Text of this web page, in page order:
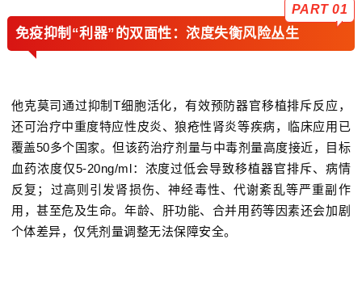
PART 01
免疫抑制“利器”的双面性：浓度失衡风险丛生
他克莫司通过抑制T细胞活化，有效预防器官移植排斥反应，
还可治疗中重度特应性皮炎、狼疮性肾炎等疾病，临床应用已
覆盖50多个国家。但该药治疗剂量与中毒剂量高度接近，目标
血药浓度仅5-20ng/ml：浓度过低会导致移植器官排斥、病情
反复；过高则引发肾损伤、神经毒性、代谢紊乱等严重副作
用，甚至危及生命。年龄、肝功能、合并用药等因素还会加剧
个体差异，仅凭剂量调整无法保障安全。